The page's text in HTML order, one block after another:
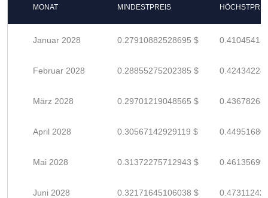
MONAT MINDESTPREIS
Januar 2028 0.27910882528695 $
Februar 2028 0.28855275202385 $
März 2028 0.29701219048565 $
April 2028 0.30567142929119 $
Mai 2028 0.31372275712943 $
Juni 2028 0.32171645106038 $